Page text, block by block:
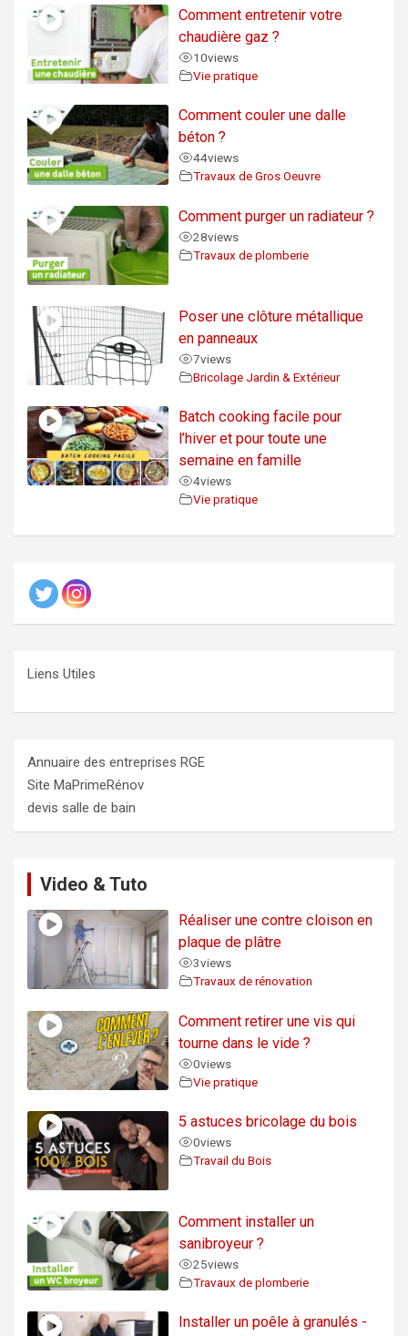
Comment entretenir votre
chaudière gaz ?
10views
Vie pratique
Comment couler une dalle
béton ?
44views
Travaux de Gros Oeuvre
Comment purger un radiateur ?
28views
Travaux de plomberie
Poser une clôture métallique
en panneaux
7views
Bricolage Jardin & Extérieur
Batch cooking facile pour
l’hiver et pour toute une
semaine en famille
4views
Vie pratique
Liens Utiles
Annuaire des entreprises RGE
Site MaPrimeRénov
devis salle de bain
Video & Tuto
Réaliser une contre cloison en
plaque de plâtre
3views
Travaux de rénovation
Comment retirer une vis qui
tourne dans le vide ?
0views
Vie pratique
5 astuces bricolage du bois
0views
Travail du Bois
Comment installer un
sanibroyeur ?
25views
Travaux de plomberie
Installer un poêle à granulés -